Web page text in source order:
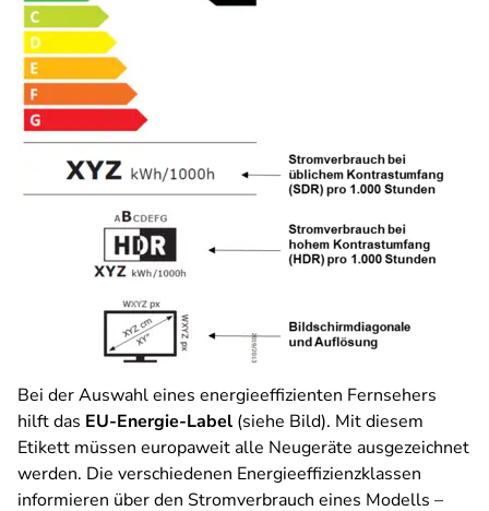
Bei der Auswahl eines energieeffizienten Fernsehers
hilft das EU-Energie-Label (siehe Bild). Mit diesem
Etikett müssen europaweit alle Neugeräte ausgezeichnet
werden. Die verschiedenen Energieeffizienzklassen
informieren über den Stromverbrauch eines Modells –